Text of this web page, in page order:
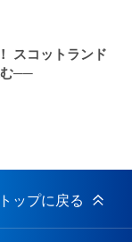
スコットランド
む──
トップに戻る